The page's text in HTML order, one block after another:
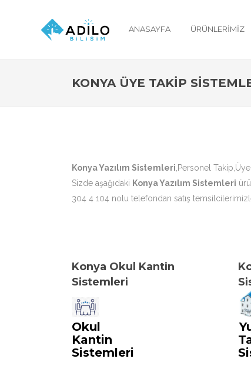
ANASAYFA ÜRÜNLERIMIZ
KONYA ÜYE TAKIP
Konya Yazılım Sistemleri ,Personel
Sizde aşağıdaki Konya Yazılım Sistemleri
304 4 104 nolu telefondan satış
Konya Okul Kantin
Sistemleri
Okul
Kantin
Sistemleri